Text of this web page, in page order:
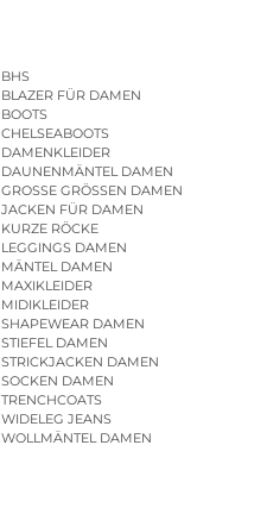
BHS
BLAZER FÜR DAMEN
BOOTS
CHELSEABOOTS
DAMENKLEIDER
DAUNENMÄNTEL DAMEN
GROSSE GRÖSSEN DAMEN
JACKEN FÜR DAMEN
KURZE RÖCKE
LEGGINGS DAMEN
MÄNTEL DAMEN
MAXIKLEIDER
MIDIKLEIDER
SHAPEWEAR DAMEN
STIEFEL DAMEN
STRICKJACKEN DAMEN
SOCKEN DAMEN
TRENCHCOATS
WIDELEG JEANS
WOLLMÄNTEL DAMEN